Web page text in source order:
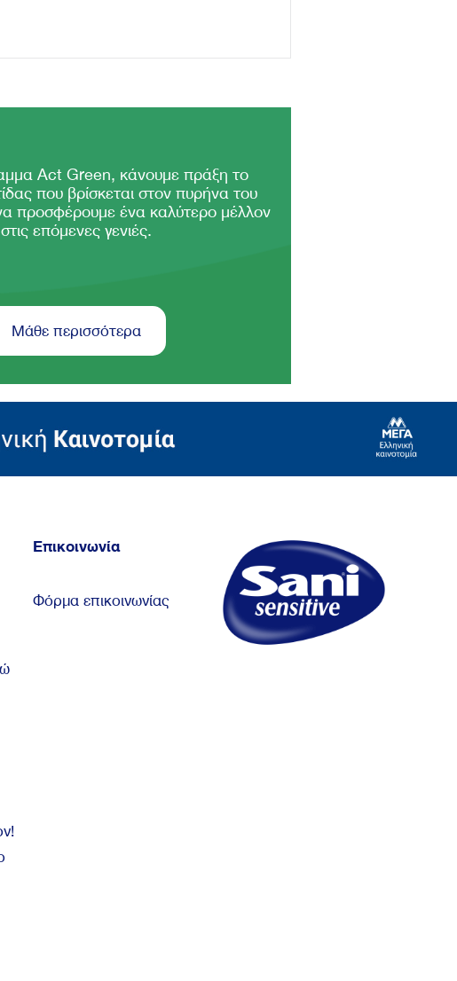
Act Green, κάνουμε πράξη το
που βρίσκεται στον πυρήνα του
προσφέρουμε ένα καλύτερο μέλλον
στις επόμενες γενιές.
Μάθε περισσότερα
Επικοινωνία
Φόρμα επικοινωνίας